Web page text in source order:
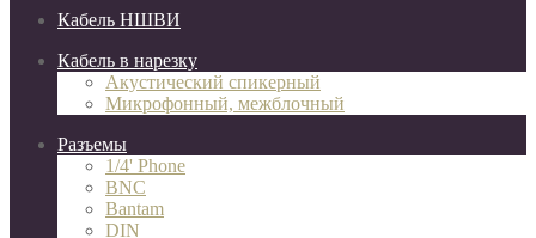
Кабель НШВИ
Кабель в нарезку
Акустический спикерный
Микрофонный, межблочный
Разъемы
1/4' Phone
BNC
Bantam
DIN